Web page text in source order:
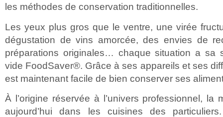
les méthodes de conservation traditionnelles.
Les yeux plus gros que le ventre, une virée
dégustation de vins amorcée, des envies de
préparations originales… chaque situation a sa
vide FoodSaver®. Grâce à ses appareils et ses
est maintenant facile de bien conserver ses
À l’origine réservée à l’univers professionnel, la
aujourd’hui dans les cuisines des